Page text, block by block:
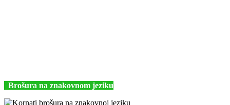
Brošura na znakovnom jeziku